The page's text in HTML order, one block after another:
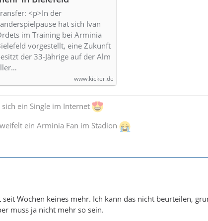
<p>In der
hat sich Ivan
im Training bei Arminia
vorgestellt, eine Zukunft
der 33-Jährige auf der Alm
www.kicker.de
ein Single im Internet
ein Arminia Fan im Stadion
seit Wochen keines mehr. Ich kann das nicht beurteilen,
muss ja nicht mehr so sein.